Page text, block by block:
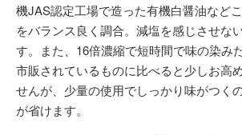
機JAS認定工場で造った有機白醤油など
をバランス良く調合。減塩を感じさせな
す。また、16倍濃縮で短時間で味の染み
市販されているものに比べると少しお高
せんが、少量の使用でしっかり味がつく
が省けます。